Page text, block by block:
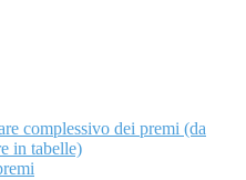
complessivo dei premi (da
in tabelle)